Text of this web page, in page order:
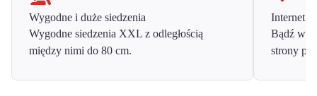
Wygodne i duże siedzenia
Wygodne siedzenia XXL z odległością
między nimi do 80 cm.
Internet
Bądź w
strony